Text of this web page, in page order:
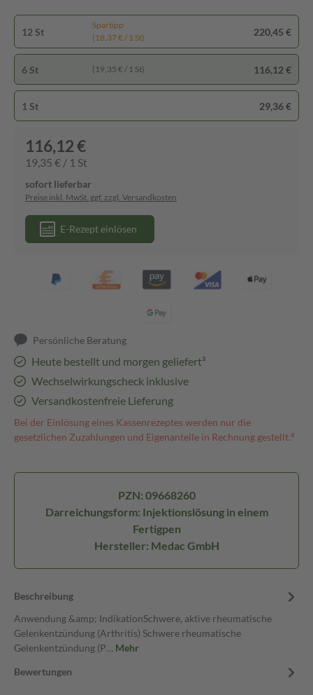
12 St
Spartipp
(18,37 € / 1 St)
220,45 €
6 St (19,35 € / 1 St) 116,12 €
1 St 29,36 €
116,12 €
19,35 € / 1 St
sofort lieferbar
Preise inkl. MwSt. ggf. zzgl. Versandkosten
E-Rezept einlösen
Persönliche Beratung
Heute bestellt und morgen geliefert³
Wechselwirkungscheck inklusive
Versandkostenfreie Lieferung
Bei der Einlösung eines Kassenrezeptes werden nur die
gesetzlichen Zuzahlungen und Eigenanteile in Rechnung gestellt.⁴
PZN: 09668260
Darreichungsform: Injektionslösung in einem
Fertigpen
Hersteller: Medac GmbH
Beschreibung
Anwendung &amp; IndikationSchwere, aktive rheumatische
Gelenkentzündung (Arthritis) Schwere rheumatische
Gelenkentzündung (P… Mehr
Bewertungen